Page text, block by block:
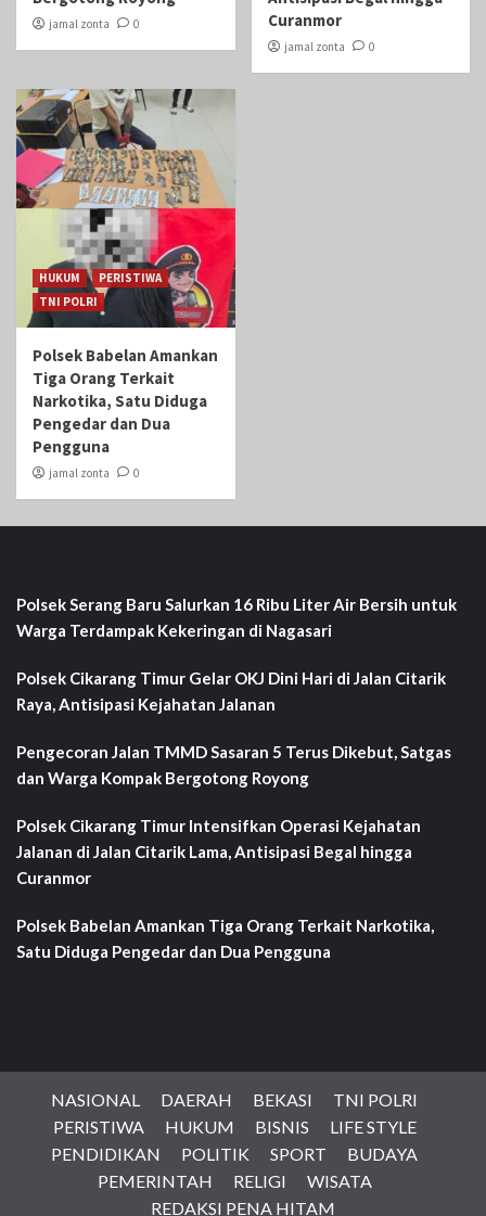
jamal zonta 0
Curanmor
jamal zonta 0
HUKUM
PERISTIWA
TNI POLRI
Polsek Babelan Amankan
Tiga Orang Terkait
Narkotika, Satu Diduga
Pengedar dan Dua
Pengguna
jamal zonta 0
Polsek Serang Baru Salurkan 16 Ribu Liter Air Bersih untuk
Warga Terdampak Kekeringan di Nagasari
Polsek Cikarang Timur Gelar OKJ Dini Hari di Jalan Citarik
Raya, Antisipasi Kejahatan Jalanan
Pengecoran Jalan TMMD Sasaran 5 Terus Dikebut, Satgas
dan Warga Kompak Bergotong Royong
Polsek Cikarang Timur Intensifkan Operasi Kejahatan
Jalanan di Jalan Citarik Lama, Antisipasi Begal hingga
Curanmor
Polsek Babelan Amankan Tiga Orang Terkait Narkotika,
Satu Diduga Pengedar dan Dua Pengguna
NASIONAL DAERAH BEKASI
TNI POLRI
PERISTIWA
HUKUM BISNIS
LIFE STYLE
PENDIDIKAN
POLITIK SPORT
BUDAYA
PEMERINTAH
RELIGI
WISATA
REDAKSI PENA HITAM